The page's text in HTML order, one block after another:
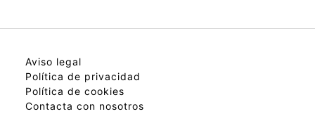
Aviso legal
Política de privacidad
Política de cookies
Contacta con nosotros